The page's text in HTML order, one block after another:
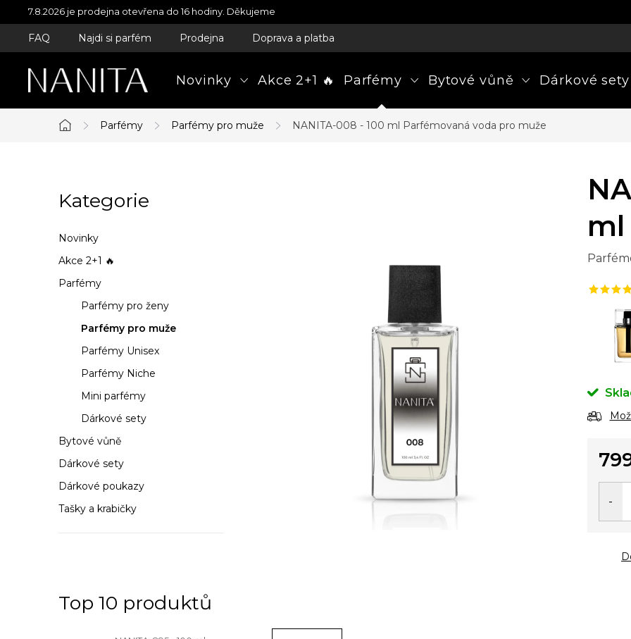
Přejít
na
obsah
7.8.2026 je prodejna otevřena do 16 hodiny. Děkujeme
FAQ Najdi si parfém Prodejna Doprava a platba
Novinky Akce 2+1 🔥 Parfémy Bytové vůně Dárkové sety
Domů
Parfémy Parfémy pro muže NANITA-008 - 100 ml Parfémovaná voda pro muže
o
s
t
r
p
a
n
e
Přeskočit
kategorie
Kategorie
Novinky
Akce 2+1 🔥
Parfémy
Parfémy pro ženy
Parfémy pro muže
Parfémy Unisex
Parfémy Niche
Mini parfémy
Dárkové sety
Bytové vůně
Dárkové sety
Dárkové poukazy
Tašky a krabičky
Top 10 produktů
ml